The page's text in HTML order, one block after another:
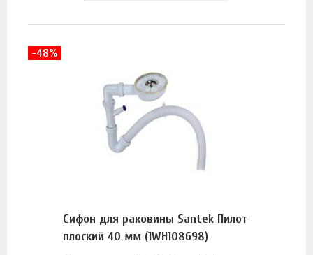
Сифон для раковины Santek Пилот
плоский 40 мм (1WH108698)
-48%